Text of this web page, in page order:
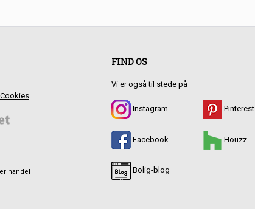
handel
FIND OS
Vi er også til stede på
Instagram
Facebook
Bolig-blog
Pinterest
Houzz